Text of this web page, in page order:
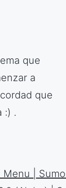
que
a
que
:) .